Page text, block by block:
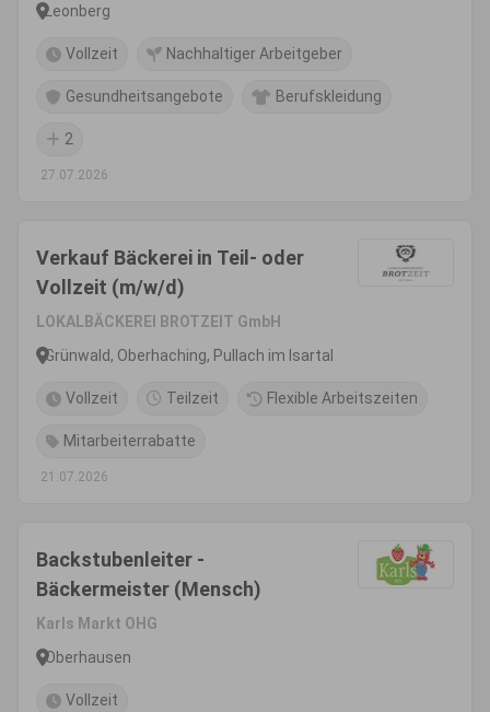
Leonberg
Vollzeit Nachhaltiger Arbeitgeber
Gesundheitsangebote Berufskleidung
2
27.07.2026
Verkauf Bäckerei in Teil- oder
Vollzeit (m/w/d)
LOKALBÄCKEREI BROTZEIT GmbH
Grünwald, Oberhaching, Pullach im Isartal
Vollzeit Teilzeit Flexible Arbeitszeiten
Mitarbeiterrabatte
21.07.2026
Backstubenleiter -
Bäckermeister (Mensch)
Karls Markt OHG
Oberhausen
Vollzeit